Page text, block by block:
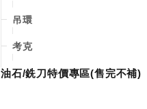
吊環
考克
油石/銑刀特價專區(售完不補)